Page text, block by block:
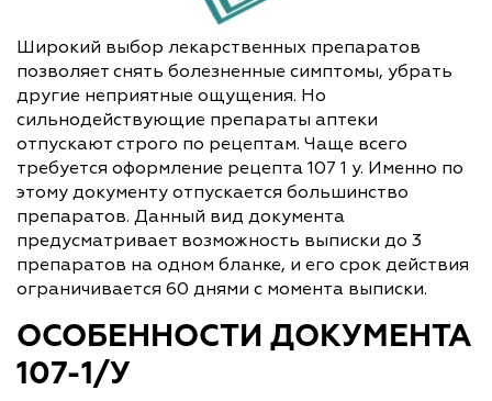
Широкий выбор лекарственных препаратов
позволяет снять болезненные симптомы, убрать
другие неприятные ощущения. Но
сильнодействующие препараты аптеки
отпускают строго по рецептам. Чаще всего
требуется оформление рецепта 107 1 у. Именно по
этому документу отпускается большинство
препаратов. Данный вид документа
предусматривает возможность выписки до 3
препаратов на одном бланке, и его срок действия
ограничивается 60 днями с момента выписки.
ОСОБЕННОСТИ ДОКУМЕНТА
107-1/У